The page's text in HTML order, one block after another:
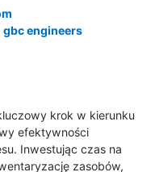
gbc engineers
krok w kierunku
efektywności
Inwestując czas na
zasobów,